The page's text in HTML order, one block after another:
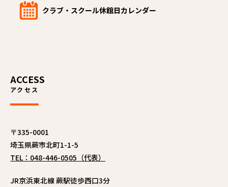
クラブ・スクール休館日カレンダー
ACCESS
アクセス
〒335-0001
埼玉県蕨市北町1-1-5
TEL：048-446-0505（代表）
JR京浜東北線 蕨駅徒歩西口3分